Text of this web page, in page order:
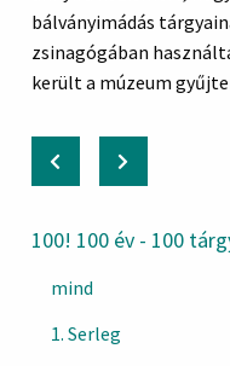
100! 100 év - 100
mind
1. Serleg
bálványimádás
zsinagógában
került a múzeum